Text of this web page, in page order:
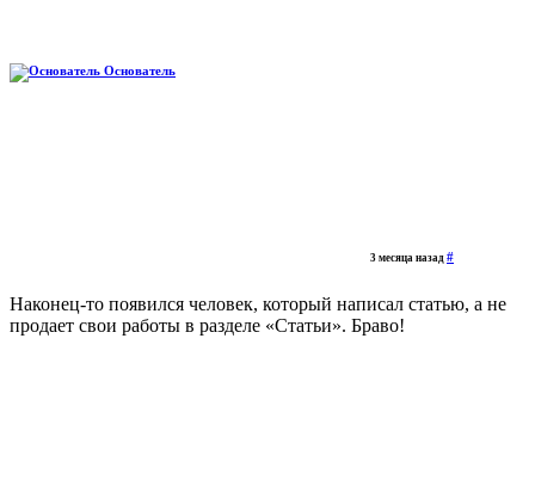
Основатель
3 месяца назад #
Наконец-то появился человек, который написал статью, а не
продает свои работы в разделе «Статьи». Браво!